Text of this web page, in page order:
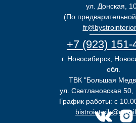
+7 (923) 151-
г. Новосибирск,
обл.
ТВК "Большая
ул. Светлановская 50,
График работы: с
ул. Донская,
(По